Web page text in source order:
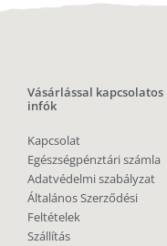
Vásárlással kapcsolatos
infók
Kapcsolat
Egészségpénztári számla
Adatvédelmi szabályzat
Általános Szerződési
Feltételek
Szállítás